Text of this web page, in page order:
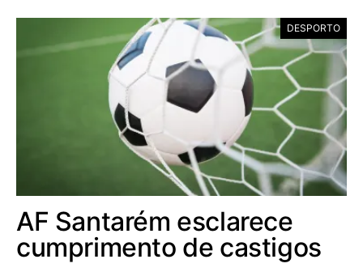
DESPORTO
AF Santarém esclarece
cumprimento de castigos